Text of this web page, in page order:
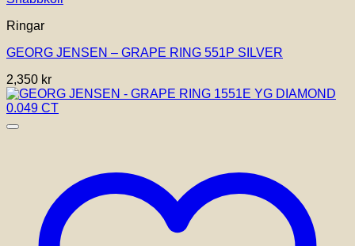
produkten
flera
De
olika
alternativen
kan
Ringar
GEORG JENSEN – GRAPE RING 551P SILVER
2,350 kr